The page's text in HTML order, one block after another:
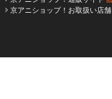
京アニショップ！お取扱い店舗